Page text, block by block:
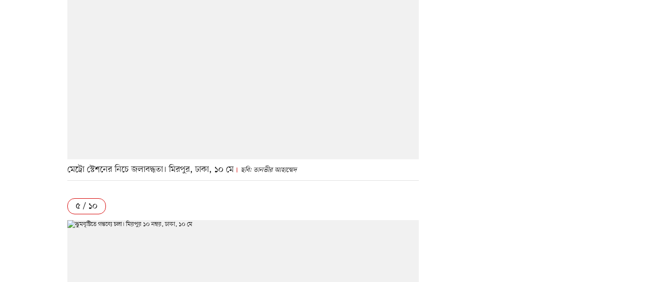
মেট্রো স্টেশনের নিচে জলাবদ্ধতা। মিরপুর, ঢাকা, ১০ মে ছবি: তানভীর আহাম্মেদ
৫ / ১০